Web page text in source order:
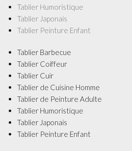
Tablier Humoristique
Tablier Japonais
Tablier Peinture Enfant
Tablier Barbecue
Tablier Coiffeur
Tablier Cuir
Tablier de Cuisine Homme
Tablier de Peinture Adulte
Tablier Humoristique
Tablier Japonais
Tablier Peinture Enfant